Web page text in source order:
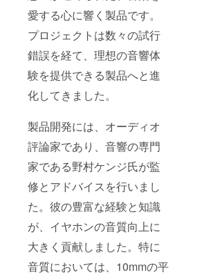
愛する心に響く製品です。
プロジェクトは数々の試行
錯誤を経て、理想の音響体
験を提供できる製品へと進
化してきました。
製品開発には、オーディオ
評論家であり、音響の専門
家である野村ケンジ氏が監
修とアドバイスを行いまし
た。彼の豊富な経験と知識
が、イヤホンの音質向上に
大きく貢献しました。特に
音質においては、10mmの平